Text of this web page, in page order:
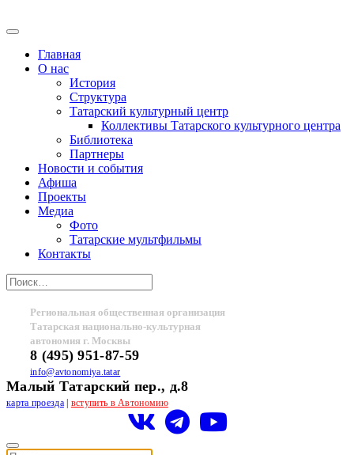
Главная
О нас
История
Структура
Татарский культурный центр
Коллективы Татарского культурного центра
Библиотека
Партнеры
Новости и события
Афиша
Проекты
Медиа
Фото
Татарские мультфильмы
Контакты
Региональная общественная организация
Татарская национально-культурная
автономия г. Москвы
8 (495) 951-87-59
info@avtonomiya.tatar
Малый Татарский пер., д.8
карта проезда| вступить в Автономию